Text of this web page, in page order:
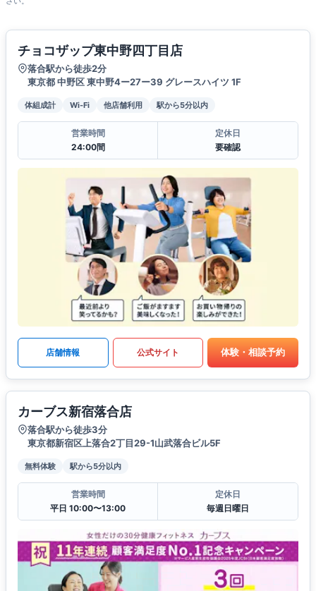
チョコザップ東中野四丁目店
落合駅から徒歩2分
東京都 中野区 東中野4ー27ー39 グレースハイツ 1F
体組成計 Wi-Fi 他店舗利用 駅から5分以内
営業時間
24:00間
定休日
要確認
店舗情報 公式サイト 体験・相談予約
カーブス新宿落合店
落合駅から徒歩3分
東京都新宿区上落合2丁目29-1山武落合ビル5F
無料体験 駅から5分以内
営業時間
平日 10:00〜13:00
定休日
毎週日曜日